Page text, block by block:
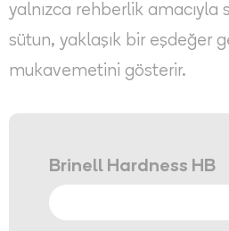
yalnızca rehberlik amacıyla
sütun, yaklaşık bir eşdeğer
mukavemetini gösterir.
Brinell Hardness HB